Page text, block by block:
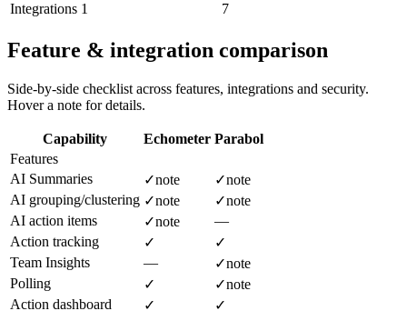
Integrations 1 7
Feature & integration comparison
Side-by-side checklist across features, integrations and security.
Hover a note for details.
Capability Echometer Parabol
Features
AI Summaries
✓note ✓note
AI grouping/clustering ✓note ✓note
AI action items
✓note
—
Action tracking
✓
✓
Team Insights
— ✓note
Polling
✓ ✓note
Action dashboard
✓ ✓